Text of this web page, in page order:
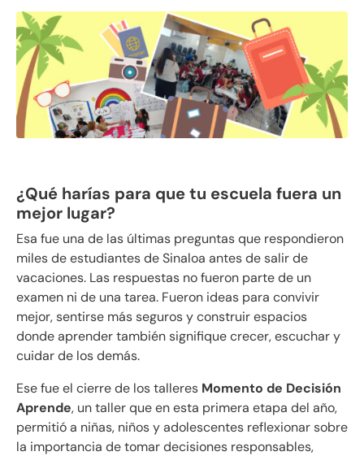
¿Qué harías para que tu escuela fuera un
mejor lugar?
Esa fue una de las últimas preguntas que respondieron
miles de estudiantes de Sinaloa antes de salir de
vacaciones. Las respuestas no fueron parte de un
examen ni de una tarea. Fueron ideas para convivir
mejor, sentirse más seguros y construir espacios
donde aprender también signifique crecer, escuchar y
cuidar de los demás.
Ese fue el cierre de los talleres Momento de Decisión
Aprende, un taller que en esta primera etapa del año,
permitió a niñas, niños y adolescentes reflexionar sobre
la importancia de tomar decisiones responsables,